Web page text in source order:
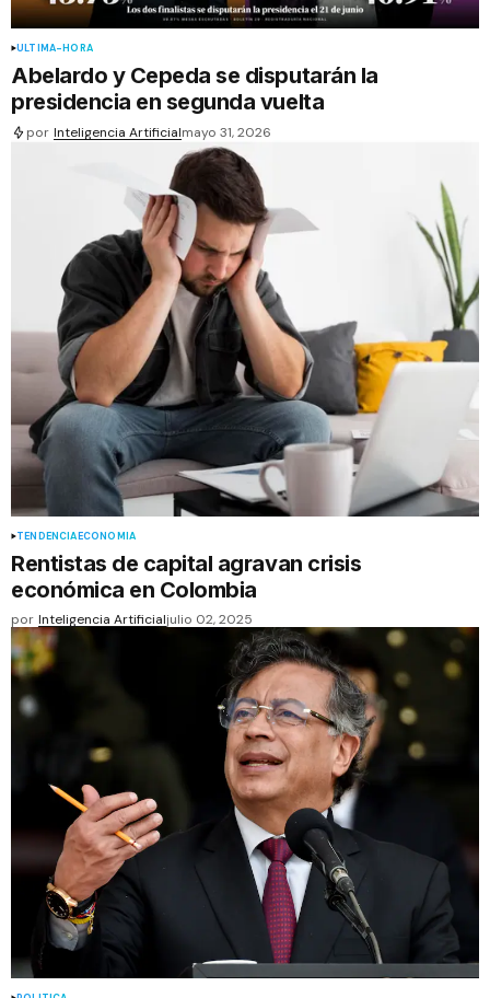
ÚLTIMA-HORA
Abelardo y Cepeda se disputarán la
presidencia en segunda vuelta
por Inteligencia Artificialmayo 31, 2026
TENDENCIAECONOMIA
Rentistas de capital agravan crisis
económica en Colombia
por Inteligencia Artificialjulio 02, 2025